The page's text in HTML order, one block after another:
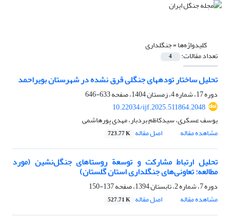
کلیدواژه‌ها =جنگلداری
تعداد مقالات: 4
تحلیل ساختار توده­های جنگلی قرق نشده در شهرستان بویراحمد
دوره 17، شماره 4، زمستان 1404، صفحه
633-646
10.22034/ijf.2025.511864.2048
یوسف عسکری، سیدکاظم بردبار، مهدی پورهاشمی
مشاهده مقاله
اصل مقاله 723.77 K
تحلیل ارتباط مشارکت و توسعة روستاهای جنگل‌نشین (مورد
مطالعه: تعاونی‌های جنگلداری استان گلستان)
دوره 7، شماره 2، تابستان 1394، صفحه
137-150
مشاهده مقاله
اصل مقاله 527.71 K